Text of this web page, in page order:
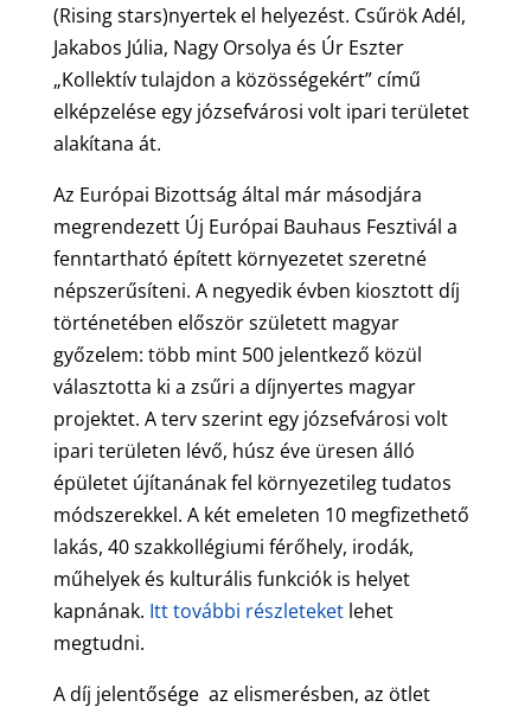
(Rising stars)nyertek el helyezést. Csűrök Adél,
Jakabos Júlia, Nagy Orsolya és Úr Eszter
„Kollektív tulajdon a közösségekért” című
elképzelése egy józsefvárosi volt ipari területet
alakítana át.
Az Európai Bizottság által már másodjára
megrendezett Új Európai Bauhaus Fesztivál a
fenntartható épített környezetet szeretné
népszerűsíteni. A negyedik évben kiosztott díj
történetében először született magyar
győzelem: több mint 500 jelentkező közül
választotta ki a zsűri a díjnyertes magyar
projektet. A terv szerint egy józsefvárosi volt
ipari területen lévő, húsz éve üresen álló
épületet újítanának fel környezetileg tudatos
módszerekkel. A két emeleten 10 megfizethető
lakás, 40 szakkollégiumi férőhely, irodák,
műhelyek és kulturális funkciók is helyet
kapnának. Itt további részleteketlehet
megtudni.
A díj jelentősége az elismerésben, az ötlet